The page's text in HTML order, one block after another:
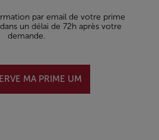
par email de votre prime
un délai de 72h après votre
demande.
MA PRIME UM